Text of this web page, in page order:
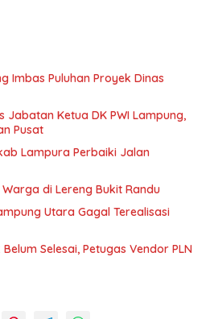
Imbas Puluhan Proyek Dinas
Jabatan Ketua DK PWI Lampung,
Pusat
Lampura Perbaiki Jalan
di Lereng Bukit Randu
Utara Gagal Terealisasi
Selesai, Petugas Vendor PLN